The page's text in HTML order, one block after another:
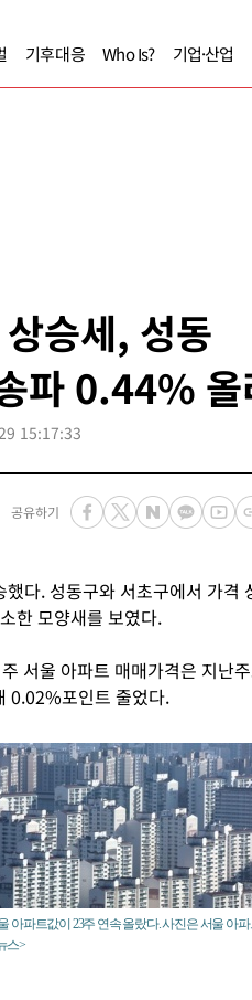
기후대응 Who Is? 기업·산업
승세, 성동
파 0.44% 올
15:17:33
공유하기
다. 성동구와 서초구에서 가격
한 모양새를 보였다.
서울 아파트 매매가격은 지난
0.02%포인트 줄었다.
아파트값이 23주 연속 올랐다. 사진은 서울 아파
스>